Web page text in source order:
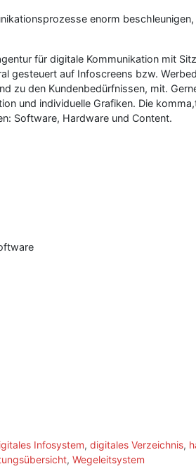
enorm
für digitale Kommunikation mit
gesteuert auf Infoscreens bzw.
zu den Kundenbedürfnissen, mit.
und individuelle Grafiken. Die
Software, Hardware und Content.
Infosystem, digitales Verzeichnis,
, Wegeleitsystem